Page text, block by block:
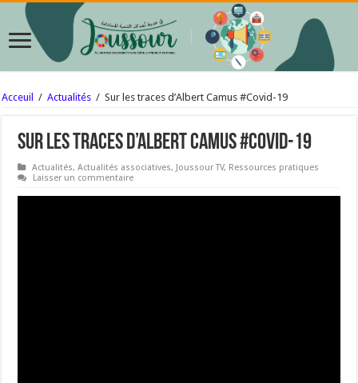
Acceuil / Actualités / Sur les traces d’Albert Camus #Covid-19
Sur les traces d’Albert Camus #Covid-19
Actualités,Actualités associatives, Joussour TV, Ressources pratiques
Laisser un commentaire